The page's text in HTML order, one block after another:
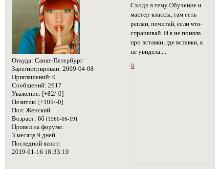
Откуда: Санкт-Петербург
Зарегистрирован: 2009-04-08
Приглашений: 0
Сообщений: 2617
Уважение: [+82/-0]
Позитив: [+105/-0]
Пол: Женский
Возраст: 66 [1960-06-19]
Провел на форуме:
3 месяца 9 дней
Последний визит:
2019-01-16 18:33:19
Сходи в тему Обучение и
мастер-классы, там есть
реглан, почитай, если что-
спрашивай. И я не поняла
про вставки, где вставки, я
не увидела....
0